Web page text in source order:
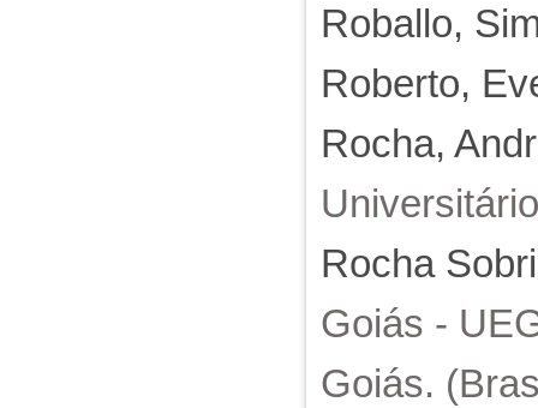
Roballo,
Roberto,
Rocha,
Rocha
Goiás -
Goiás.